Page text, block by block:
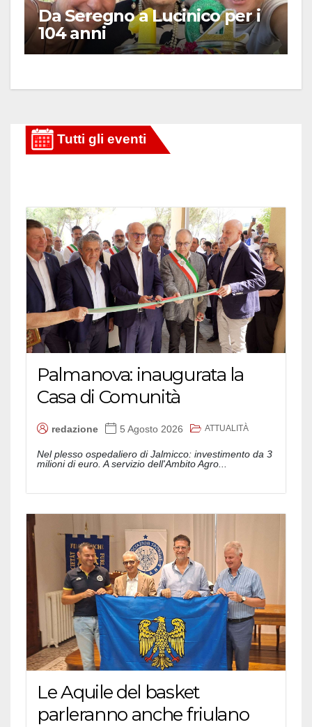
Da Seregno a Lucinico per i
104 anni
Palmanova: inaugurata la
Casa di Comunità
redazione 5 Agosto 2026 ATTUALITÀ
Nel plesso ospedaliero di Jalmicco: investimento da 3
milioni di euro. A servizio dell'Ambito Agro...
Le Aquile del basket
parleranno anche friulano